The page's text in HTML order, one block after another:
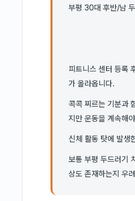
부평 30대 후반/남 두
피트니스 센터 등록
가 올라옵니다.
콕콕 찌르는 기분과
지만 운동을 계속해
신체 활동 탓에 발생
보통 부평 두드러기
상도 존재하는지 우